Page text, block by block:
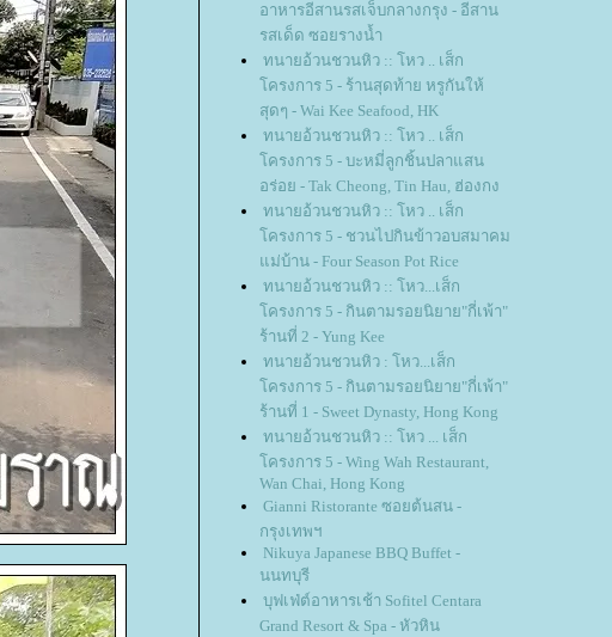
อาหารอีสานรสเจ็บกลางกรุง - อีสาน
รสเด็ด ซอยรางน้ำ
ทนายอ้วนชวนหิว :: โหว .. เส็ก
ครงการ 5 - ร้านสุดท้าย หรูกันให้
สุดๆ - Wai Kee Seafood, HK
ทนายอ้วนชวนหิว :: โหว .. เส็ก
ครงการ 5 - บะหมี่ลูกชิ้นปลาแสน
อร่อย - Tak Cheong, Tin Hau, ฮ่องกง
ทนายอ้วนชวนหิว :: โหว .. เส็ก
ครงการ 5 - ชวนไปกินข้าวอบสมาคม
ม่บ้าน - Four Season Pot Rice
ทนายอ้วนชวนหิว :: โหว...เส็ก
ครงการ 5 - กินตามรอยนิยาย"กี่เพ้า"
ร้านที่ 2 - Yung Kee
ทนายอ้วนชวนหิว : โหว...เส็ก
ครงการ 5 - กินตามรอยนิยาย"กี่เพ้า"
ร้านที่ 1 - Sweet Dynasty, Hong Kong
ทนายอ้วนชวนหิว :: โหว ... เส็ก
ครงการ 5 - Wing Wah Restaurant,
Wan Chai, Hong Kong
Gianni Ristorante ซอยต้นสน -
กรุงเทพฯ
Nikuya Japanese BBQ Buffet -
นนทบุรี
บุฟเฟ่ต์อาหารเช้า Sofitel Centara
Grand Resort & Spa - หัวหิน